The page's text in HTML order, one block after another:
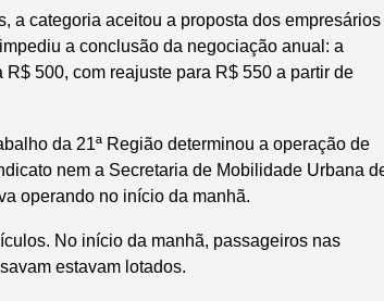
a categoria aceitou a proposta dos empresários
a conclusão da negociação anual: a
500, com reajuste para R$ 550 a partir de
da 21ª Região determinou a operação de
nem a Secretaria de Mobilidade Urbana
operando no início da manhã.
No início da manhã, passageiros nas
estavam lotados.